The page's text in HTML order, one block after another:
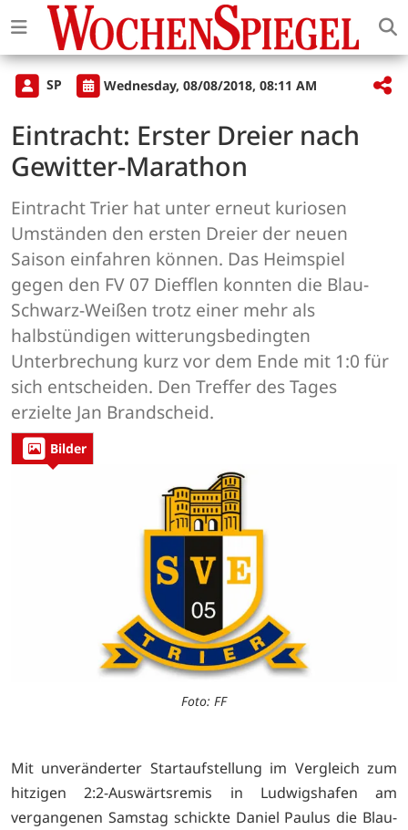
SP Wednesday, 08/08/2018, 08:11 AM
Eintracht: Erster Dreier nach
Gewitter-Marathon
Eintracht Trier hat unter erneut kuriosen
Umständen den ersten Dreier der neuen
Saison einfahren können. Das Heimspiel
gegen den FV 07 Diefflen konnten die Blau-
Schwarz-Weißen trotz einer mehr als
halbstündigen witterungsbedingten
Unterbrechung kurz vor dem Ende mit 1:0 für
sich entscheiden. Den Treffer des Tages
erzielte Jan Brandscheid.
Bilder
Foto: FF
Mit unveränderter Startaufstellung im Vergleich zum
hitzigen 2:2-Auswärtsremis in Ludwigshafen am
vergangenen Samstag schickte Daniel Paulus die Blau-